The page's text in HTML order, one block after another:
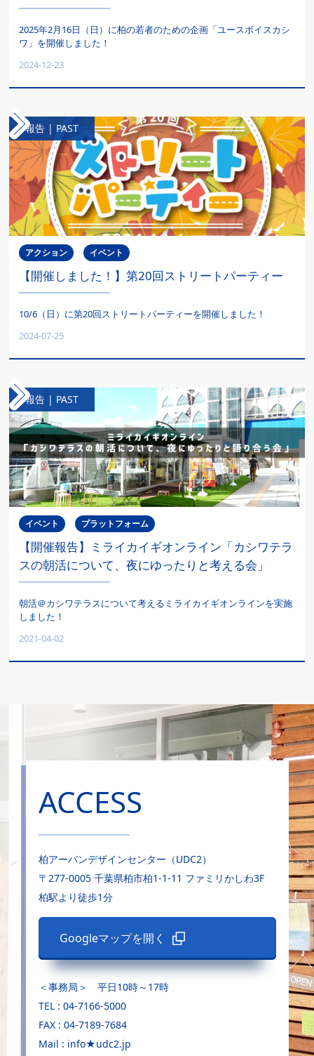
2025年2月16日（日）に柏の若者のための企画「ユースボイスカシ
ワ」を開催しました！
2024-12-23
報告 | PAST
アクション イベント
【開催しました！】第20回ストリートパーティー
10/6（日）に第20回ストリートパーティーを開催しました！
2024-07-25
報告 | PAST
イベント プラットフォーム
【開催報告】ミライカイギオンライン「カシワテラ
スの朝活について、夜にゆったりと考える会」
朝活＠カシワテラスについて考えるミライカイギオンラインを実施
しました！
2021-04-02
ACCESS
柏アーバンデザインセンター（UDC2）
〒277-0005 千葉県柏市柏1-1-11 ファミリかしわ3F
柏駅より徒歩1分
Googleマップを開く
＜事務局＞ 平日10時～17時
TEL : 04-7166-5000
FAX : 04-7189-7684
Mail : info★udc2.jp